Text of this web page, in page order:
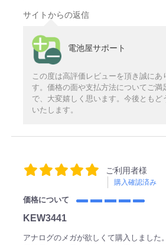
サイトからの返信
電池屋サポート
この度は高評価レビューを頂き誠にあ
す。価格の面や支払方法についてご満
で、大変嬉しく思います。今後ともど
いたします。
ご利用者様
購入確認済み
価格について
KEW3441
アナログのメガが欲しくて購入しました。